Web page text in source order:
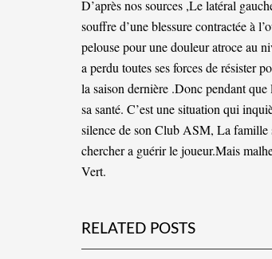
D’après nos sources ,Le latéral
souffre d’une blessure contractée à
pelouse pour une douleur atroce au
a perdu toutes ses forces de résister
la saison dernière .Donc pendant
sa santé. C’est une situation qui
silence de son Club ASM, La famille
chercher a guérir le joueur.Mais
Vert.
RELATED POSTS